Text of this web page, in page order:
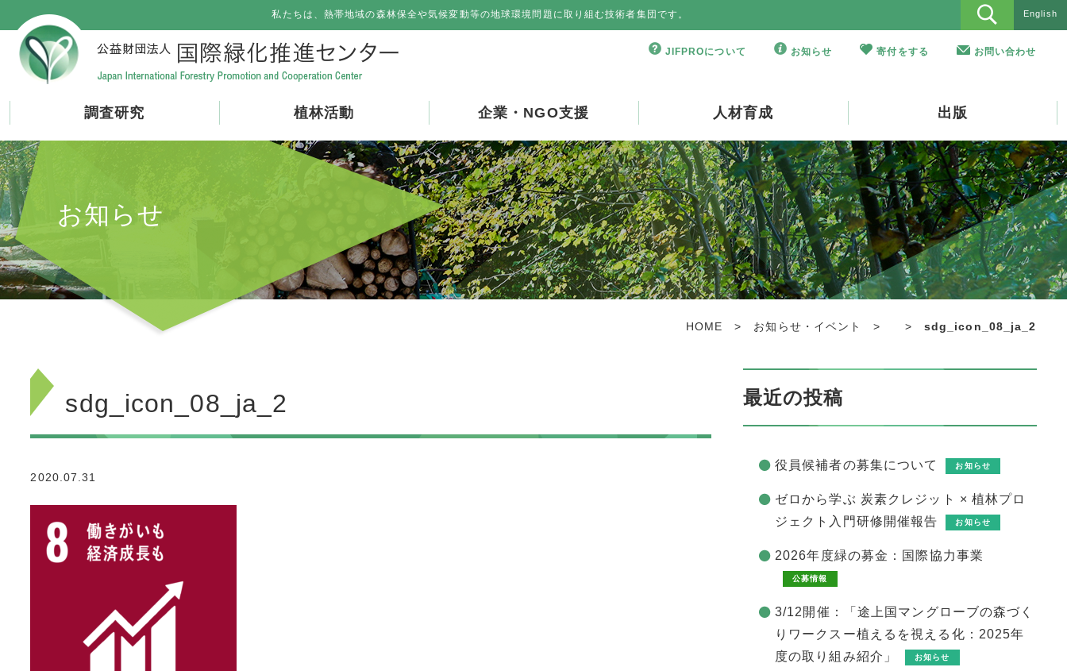
私たちは、熱帯地域の森林保全や気候変動等の地球環境問題に取り組む技術者集団です。 English
JIFPROについて お知らせ 寄付をする お問い合わせ
調査研究 植林活動 企業・NGO支援 人材育成 出版
お知らせ
HOME > お知らせ・イベント > > sdg_icon_08_ja_2
sdg_icon_08_ja_2
2020.07.31
最近の投稿
役員候補者の募集について お知らせ
ゼロから学ぶ 炭素クレジット × 植林プロ
ジェクト入門研修開催報告
お知らせ
2026年度緑の募金：国際協力事業
公募情報
3/12開催：「途上国マングローブの森づく
りワークスー植えるを視える化：2025年
度の取り組み紹介」
お知らせ